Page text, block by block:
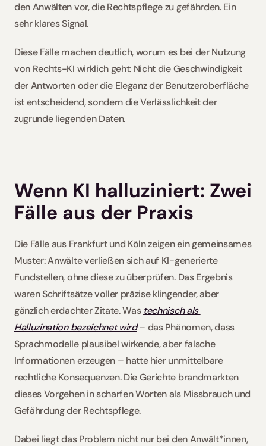
den Anwälten vor, die Rechtspflege zu gefährden. Ein
sehr klares Signal.
Diese Fälle machen deutlich, worum es bei der Nutzung
von Rechts-KI wirklich geht: Nicht die Geschwindigkeit
der Antworten oder die Eleganz der Benutzeroberfläche
ist entscheidend, sondern die Verlässlichkeit der
zugrunde liegenden Daten.
Wenn KI halluziniert: Zwei
Fälle aus der Praxis
Die Fälle aus Frankfurt und Köln zeigen ein gemeinsames
Muster: Anwälte verließen sich auf KI-generierte
Fundstellen, ohne diese zu überprüfen. Das Ergebnis
waren Schriftsätze voller präzise klingender, aber
gänzlich erdachter Zitate. Was technisch als
Halluzination bezeichnet wird – das Phänomen, dass
Sprachmodelle plausibel wirkende, aber falsche
Informationen erzeugen – hatte hier unmittelbare
rechtliche Konsequenzen. Die Gerichte brandmarkten
dieses Vorgehen in scharfen Worten als Missbrauch und
Gefährdung der Rechtspflege.
Dabei liegt das Problem nicht nur bei den Anwält*innen,